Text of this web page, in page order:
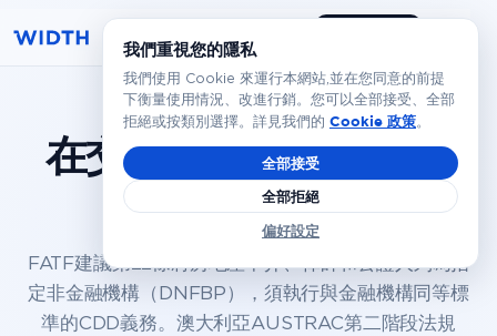
繁體
在交易完成前驗證買賣
雙方
FATF建議第22條將房地產中介、律師和公證人列為指
定非金融機構（DNFBP），須執行與金融機構同等標
準的CDD義務。澳大利亞AUSTRAC第二階段法規
我們重視您的隱私
我們使用 Cookie 來運行本網站,並在您同意的前提
下衡量使用情況、改進行銷。您可以全部接受、全部
拒絕或按類別選擇。詳見我們的 Cookie 政策。
全部接受
全部拒絕
偏好設定